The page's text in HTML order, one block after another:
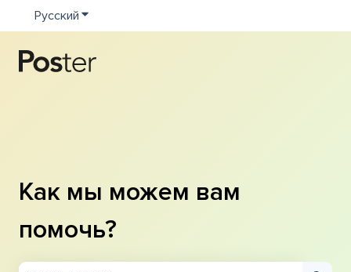
Русский Показать подменю для переводов
Как мы можем вам
помочь?